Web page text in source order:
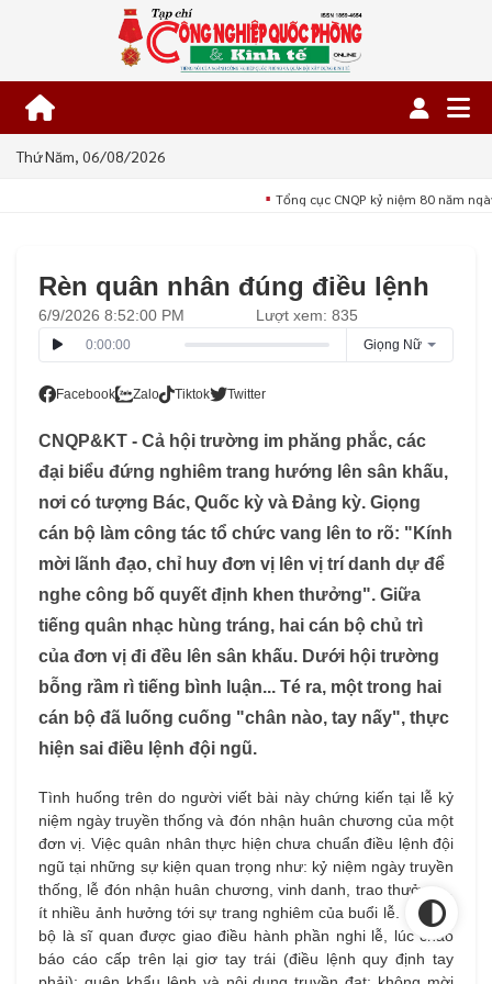
Thứ Năm, 06/08/2026
■ Tổng cục CNQP kỷ niệm 80 năm
Rèn quân nhân đúng điều lệnh
6/9/2026 8:52:00 PM
0:00:00 Giọng Nữ
Lượt xem: 835
Facebook Zalo Tiktok Twitter
CNQP&KT - Cả hội trường im phăng phắc, các
đại biểu đứng nghiêm trang hướng lên sân khấu,
nơi có tượng Bác, Quốc kỳ và Đảng kỳ. Giọng
cán bộ làm công tác tổ chức vang lên to rõ: "Kính
mời lãnh đạo, chỉ huy đơn vị lên vị trí danh dự để
nghe công bố quyết định khen thưởng". Giữa
tiếng quân nhạc hùng tráng, hai cán bộ chủ trì
của đơn vị đi đều lên sân khấu. Dưới hội trường
bỗng rầm rì tiếng bình luận... Té ra, một trong hai
cán bộ đã luống cuống "chân nào, tay nấy", thực
hiện sai điều lệnh đội ngũ.
Tình huống trên do người viết bài này chứng kiến tại lễ kỷ
niệm ngày truyền thống và đón nhận huân chương của một
đơn vị. Việc quân nhân thực hiện chưa chuẩn điều lệnh đội
ngũ tại những sự kiện quan trọng như: kỷ niệm ngày truyền
thống, lễ đón nhận huân chương, vinh danh, trao thưởng…
ít nhiều ảnh hưởng tới sự trang nghiêm của buổi lễ. Có cán
bộ là sĩ quan được giao điều hành phần nghi lễ, lúc chào
báo cáo cấp trên lại giơ tay trái (điều lệnh quy định tay